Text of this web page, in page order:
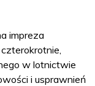
impreza
w lotnictwie
i usprawnień